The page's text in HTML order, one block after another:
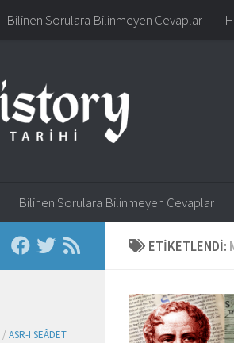
Bilinen Sorulara Bilinmeyen Cevaplar
Bilinen Sorulara Bilinmeyen Cevaplar
ETIKETLENDI:
/ ASR-I SEÂDET